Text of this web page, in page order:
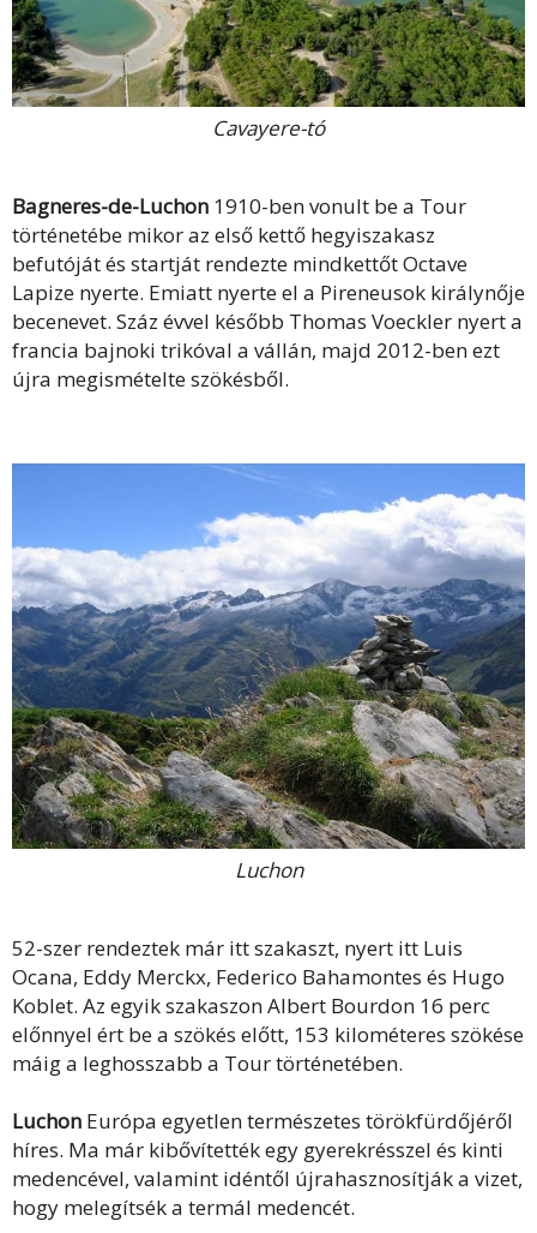
Cavayere-tó
Bagneres-de-Luchon 1910-ben vonult be a Tour
történetébe mikor az első kettő hegyiszakasz
befutóját és startját rendezte mindkettőt Octave
Lapize nyerte. Emiatt nyerte el a Pireneusok királynője
becenevet. Száz évvel később Thomas Voeckler nyert a
francia bajnoki trikóval a vállán, majd 2012-ben ezt
újra megismételte szökésből.
Luchon
52-szer rendeztek már itt szakaszt, nyert itt Luis
Ocana, Eddy Merckx, Federico Bahamontes és Hugo
Koblet. Az egyik szakaszon Albert Bourdon 16 perc
előnnyel ért be a szökés előtt, 153 kilométeres szökése
máig a leghosszabb a Tour történetében.
Luchon Európa egyetlen természetes törökfürdőjéről
híres. Ma már kibővítették egy gyerekrésszel és kinti
medencével, valamint idéntől újrahasznosítják a vizet,
hogy melegítsék a termál medencét.